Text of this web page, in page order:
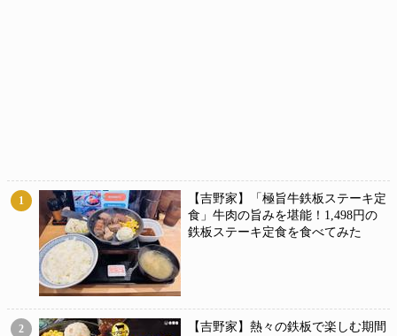
1
【吉野家】「極旨牛鉄板ステーキ定
食」牛肉の旨みを堪能！1,498円の
鉄板ステーキ定食を食べてみた
2
【吉野家】熱々の鉄板で楽しむ期間